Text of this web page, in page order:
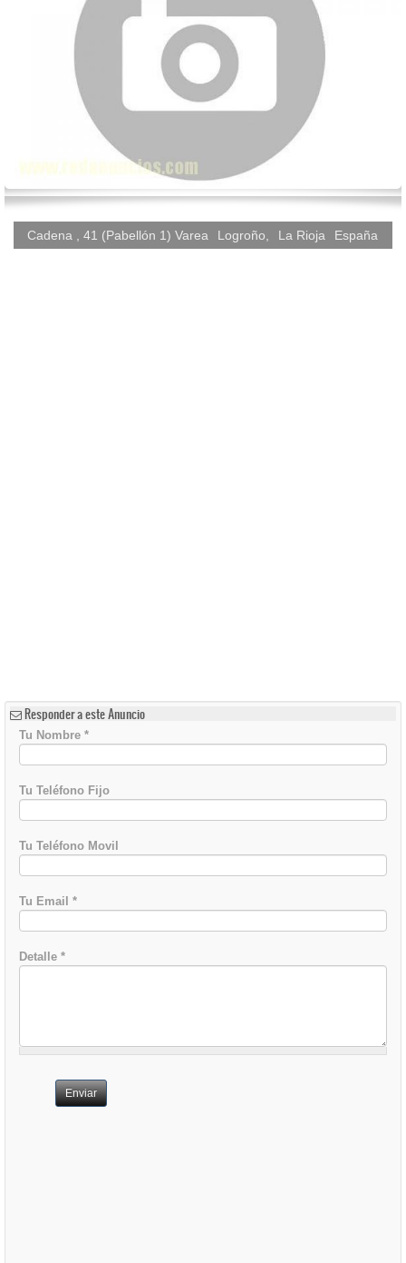
Cadena , 41 (Pabellón 1) Varea Logroño La Rioja España
Responder a este Anuncio
Tu Nombre *
Tu Teléfono Fijo
Tu Teléfono Movil
Tu Email *
Detalle *
Enviar